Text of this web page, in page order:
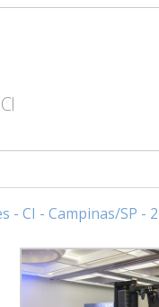
- CI - Campinas/SP -